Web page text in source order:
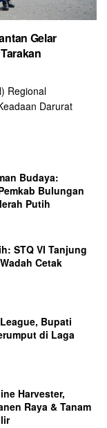
Gelar
Regional
Darurat
Budaya:
Bulungan
Putih
STQ VI Tanjung
Cetak
Bupati
di Laga
Harvester,
Raya & Tanam